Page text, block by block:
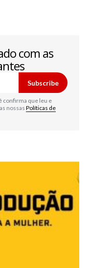
com as
Subscribe
confirma que leu e
nossasPolíticas de